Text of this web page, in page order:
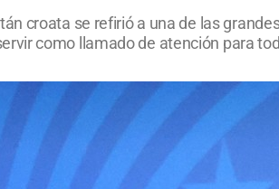
croata se refirió a una de las
como llamado de atención para